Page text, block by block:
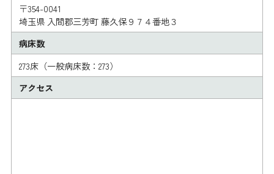
〒354-0041
埼玉県 入間郡三芳町 藤久保９７４番地３
病床数
273床（一般病床数：273）
アクセス